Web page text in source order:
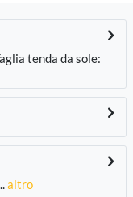
tenda da sole:
altro